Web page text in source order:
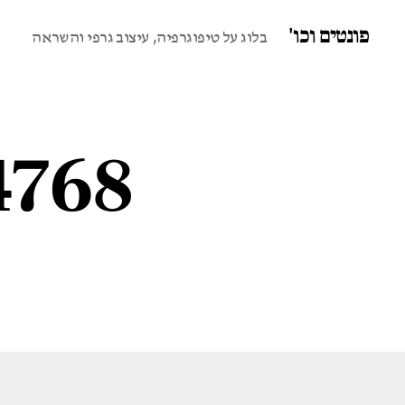
פונטים וכו' בלוג על טיפוגרפיה, עיצוב גרפי והשראה